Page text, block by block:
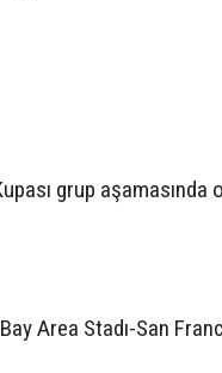
grup
Area Stadı-San